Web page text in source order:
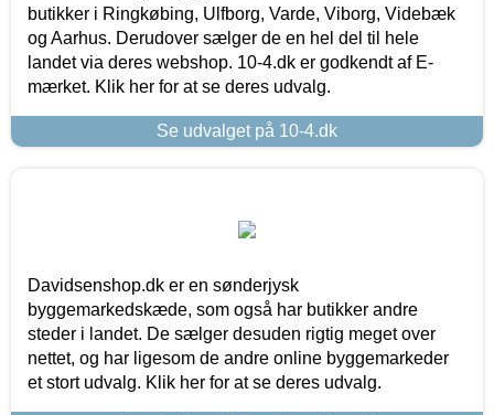
butikker i Ringkøbing, Ulfborg, Varde, Viborg, Videbæk
og Aarhus. Derudover sælger de en hel del til hele
landet via deres webshop. 10-4.dk er godkendt af E-
mærket. Klik her for at se deres udvalg.
Se udvalget på 10-4.dk
Davidsenshop.dk er en sønderjysk
byggemarkedskæde, som også har butikker andre
steder i landet. De sælger desuden rigtig meget over
nettet, og har ligesom de andre online byggemarkeder
et stort udvalg. Klik her for at se deres udvalg.